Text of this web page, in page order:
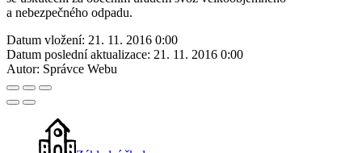
a nebezpečného odpadu.
Datum vložení: 21. 11. 2016 0:00
Datum poslední aktualizace: 21. 11. 2016 0:00
Autor: Správce Webu